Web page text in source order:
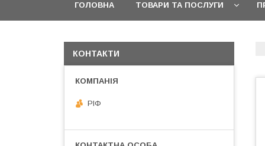
ГОЛОВНА ТОВАРИ ТА ПОСЛУГИ
КОНТАКТИ
РІФ